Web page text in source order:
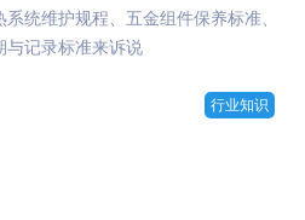
统维护规程、五金组件保养标准、
与记录标准来诉说
行业知识